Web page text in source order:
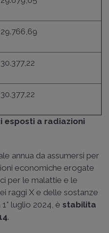
29.766,69
30.377,22
30.377,22
esposti a radiazioni
annua da assumersi per
economiche erogate
per le malattie e le
raggi X e delle sostanze
luglio 2024, è stabilita
.